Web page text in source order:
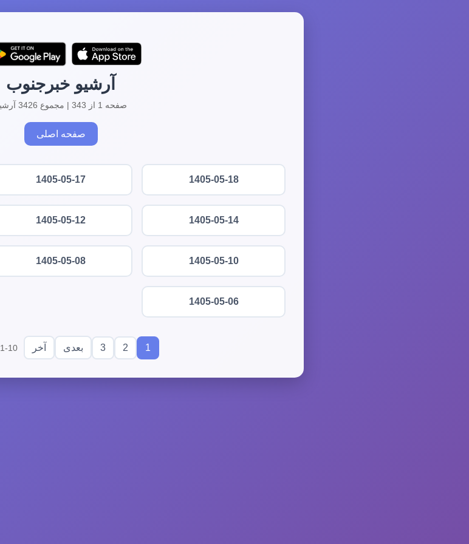
آرشیو خبرجنوب
صفحه 1 از 343 | مجموع 3426 آرشیو
صفحه اصلی
1405-05-18
1405-05-17
1405-05-14
1405-05-12
1405-05-10
1405-05-08
1405-05-06
1
2
3 بعدی آخر 1-10 از 3426